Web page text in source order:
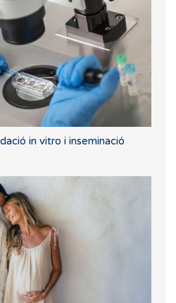
in vitro i inseminació